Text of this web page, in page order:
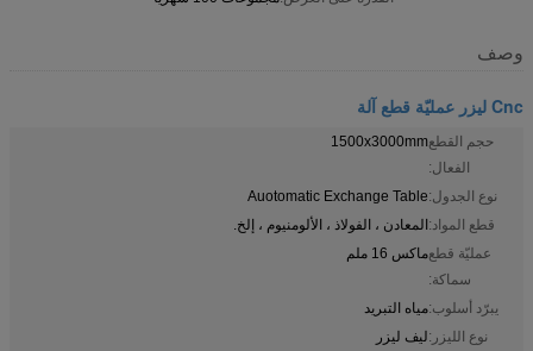
وصف
Cnc ليزر عمليّة قطع آلة
حجم القطع
الفعال:
1500x3000mm
نوع الجدول:Auotomatic Exchange Table
قطع المواد:المعادن ، الفولاذ ، الألومنيوم ، إلخ.
عمليّة قطع
سماكة:
ماكس 16 ملم
يبرّد أسلوب:مياه التبريد
نوع الليزر:ليف ليزر